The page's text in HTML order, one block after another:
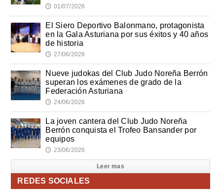
🕔 01/07/2026
El Siero Deportivo Balonmano, protagonista
en la Gala Asturiana por sus éxitos y 40 años
de historia
🕔 27/06/2026
Nueve judokas del Club Judo Noreña Berrón
superan los exámenes de grado de la
Federación Asturiana
🕔 24/06/2026
La joven cantera del Club Judo Noreña
Berrón conquista el Trofeo Bansander por
equipos
🕔 23/06/2026
Leer mas
REDES SOCIALES